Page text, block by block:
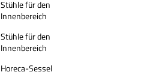
Stühle für den
Innenbereich
Stühle für den
Innenbereich
Horeca-Sessel